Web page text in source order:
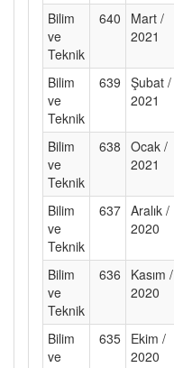
Bilim
ve
Teknik
640
Mart /
2021
Bilim
ve
Teknik
639 Şubat /
2021
Bilim
ve
Teknik
638 Ocak /
2021
Bilim
ve
Teknik
637 Aralık /
2020
Bilim
ve
Teknik
636
Kasım /
2020
Bilim
ve
635 Ekim /
2020